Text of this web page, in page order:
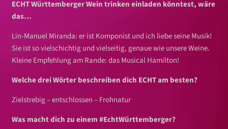
ECHT Württemberger Wein trinken einladen könntest, wäre
das…
Lin-Manuel Miranda: er ist Komponist und ich liebe seine Musik!
Sie ist so vielschichtig und vielseitig, genaue wie unsere Weine.
Kleine Empfehlung am Rande: das Musical Hamilton!
Welche drei Wörter beschreiben dich ECHT am besten?
Zielstrebig – entschlossen – Frohnatur
Was macht dich zu einem #EchtWürttemberger?